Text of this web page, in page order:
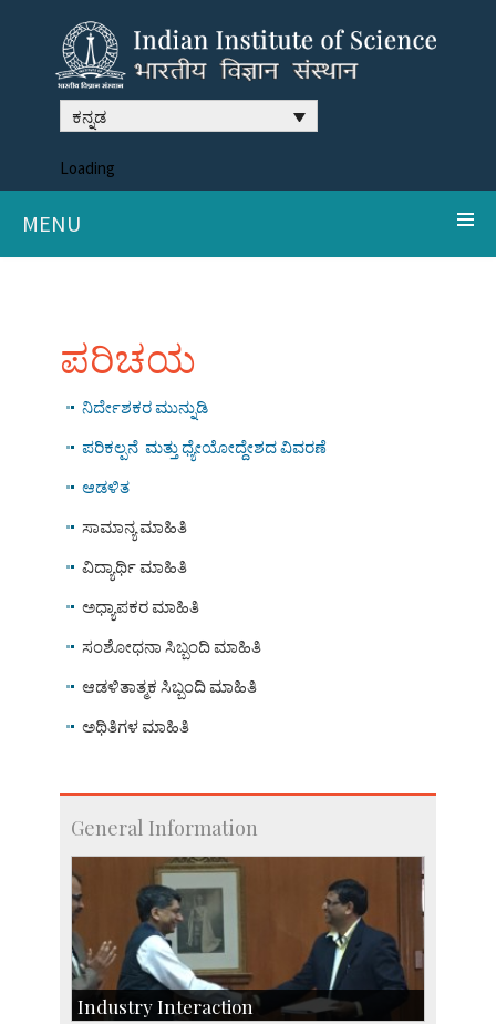
ಕನ್ನಡ
Loading
MENU
ಪರಿಚಯ
ನಿರ್ದೇಶಕರ ಮುನ್ನುಡಿ
ಪರಿಕಲ್ಪನೆ ಮತ್ತು ಧ್ಯೇಯೋದ್ದೇಶದ ವಿವರಣೆ
ಆಡಳಿತ
ಸಾಮಾನ್ಯ ಮಾಹಿತಿ
ವಿದ್ಯಾರ್ಥಿ ಮಾಹಿತಿ
ಅಧ್ಯಾಪಕರ ಮಾಹಿತಿ
ಸಂಶೋಧನಾ ಸಿಬ್ಬಂದಿ ಮಾಹಿತಿ
ಆಡಳಿತಾತ್ಮಕ ಸಿಬ್ಬಂದಿ ಮಾಹಿತಿ
ಅಥಿತಿಗಳ ಮಾಹಿತಿ
General Information
Industry Interaction